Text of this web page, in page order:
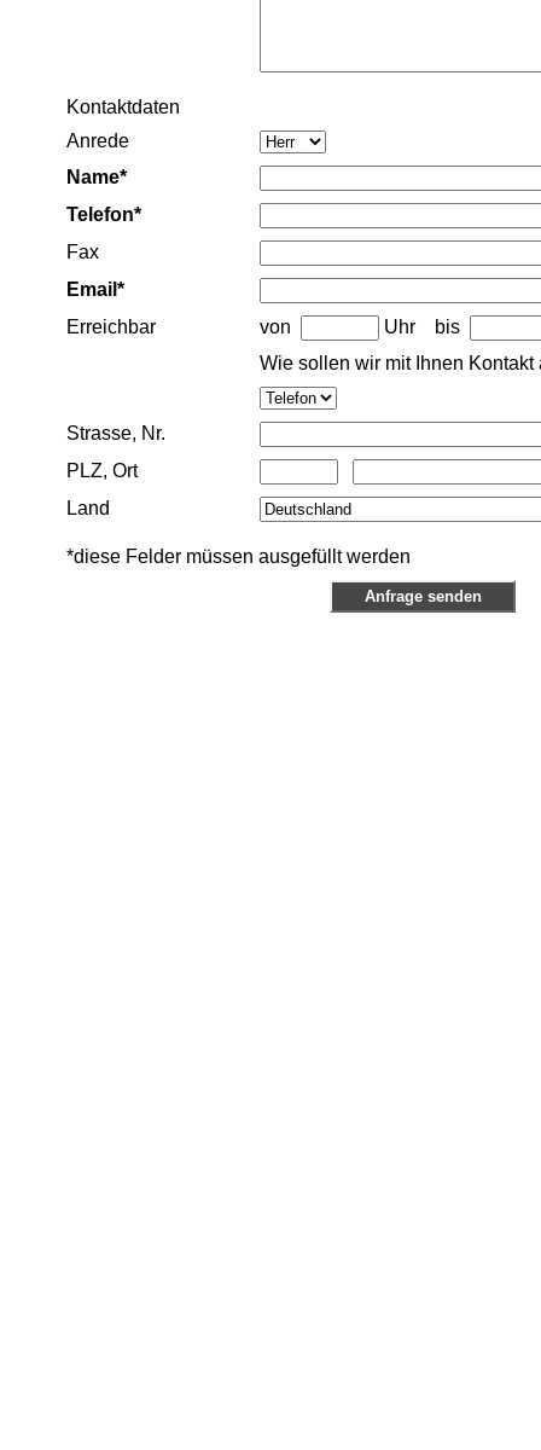
Kontaktdaten
Anrede
Name*
Telefon*
Fax
Email*
Erreichbar
von
Uhr bis
Wie sollen wir mit Ihnen Kontakt
Strasse, Nr.
PLZ, Ort
Land
*diese Felder müssen ausgefüllt werden
Anfrage senden